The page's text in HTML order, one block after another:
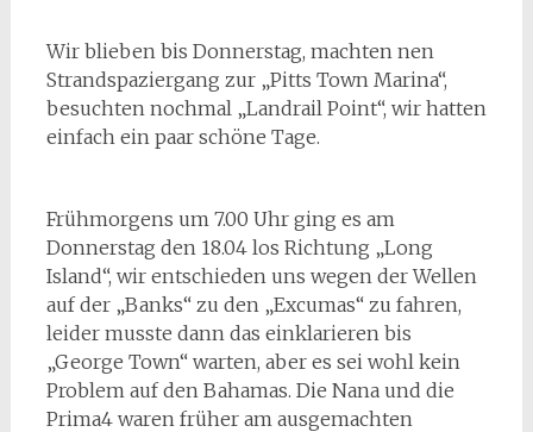
Wir blieben bis Donnerstag, machten nen
Strandspaziergang zur „Pitts Town Marina“,
besuchten nochmal „Landrail Point“, wir hatten
einfach ein paar schöne Tage.
Frühmorgens um 7.00 Uhr ging es am
Donnerstag den 18.04 los Richtung „Long
Island“, wir entschieden uns wegen der Wellen
auf der „Banks“ zu den „Excumas“ zu fahren,
leider musste dann das einklarieren bis
„George Town“ warten, aber es sei wohl kein
Problem auf den Bahamas. Die Nana und die
Prima4 waren früher am ausgemachten